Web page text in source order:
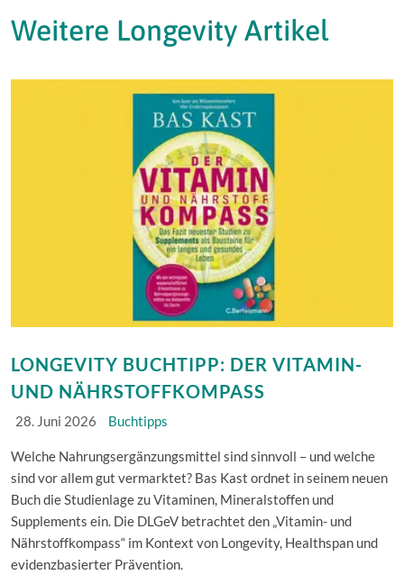
Weitere Longevity Artikel
LONGEVITY BUCHTIPP: DER VITAMIN-
UND NÄHRSTOFFKOMPASS
28. Juni 2026 Buchtipps
Welche Nahrungsergänzungsmittel sind sinnvoll – und welche
sind vor allem gut vermarktet? Bas Kast ordnet in seinem neuen
Buch die Studienlage zu Vitaminen, Mineralstoffen und
Supplements ein. Die DLGeV betrachtet den „Vitamin- und
Nährstoffkompass“ im Kontext von Longevity, Healthspan und
evidenzbasierter Prävention.